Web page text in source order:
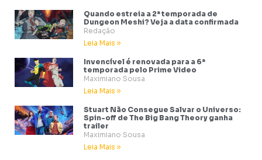
Quando estreia a 2ª temporada de
Dungeon Meshi? Veja a data confirmada
Redação
Leia Mais »
Invencível é renovada para a 6ª
temporada pelo Prime Video
Maximiano Sousa
Leia Mais »
Stuart Não Consegue Salvar o Universo:
Spin-off de The Big Bang Theory ganha
trailer
Maximiano Sousa
Leia Mais »